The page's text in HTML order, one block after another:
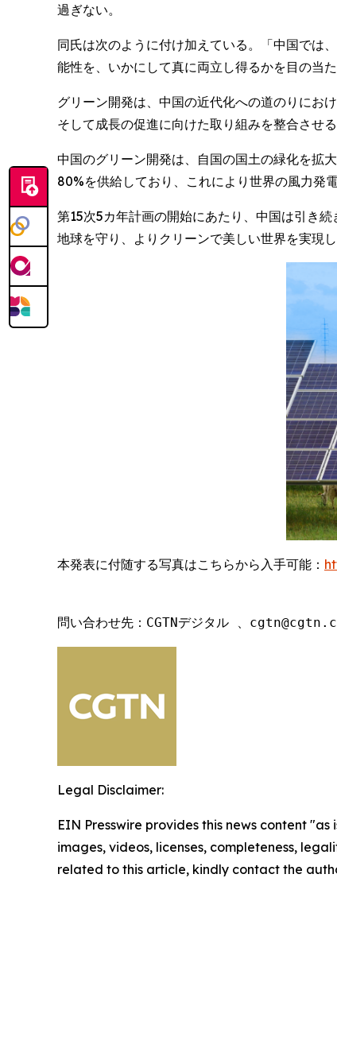
過ぎない。
同氏は次のように付け加えている。「中国では
能性を、いかにして真に両立し得るかを目の当
グリーン開発は、中国の近代化への道のりにお
そして成長の促進に向けた取り組みを整合させ
中国のグリーン開発は、自国の国土の緑化を拡
80%を供給しており、これにより世界の風力発
第15次5カ年計画の開始にあたり、中国は引き
地球を守り、よりクリーンで美しい世界を実現し
本発表に付随する写真はこちらから入手可能：
問い合わせ先：CGTNデジタル 、
Legal Disclaimer:
EIN Presswire provides this news content
images, videos, licenses, completeness,
related to this article, kindly contact the